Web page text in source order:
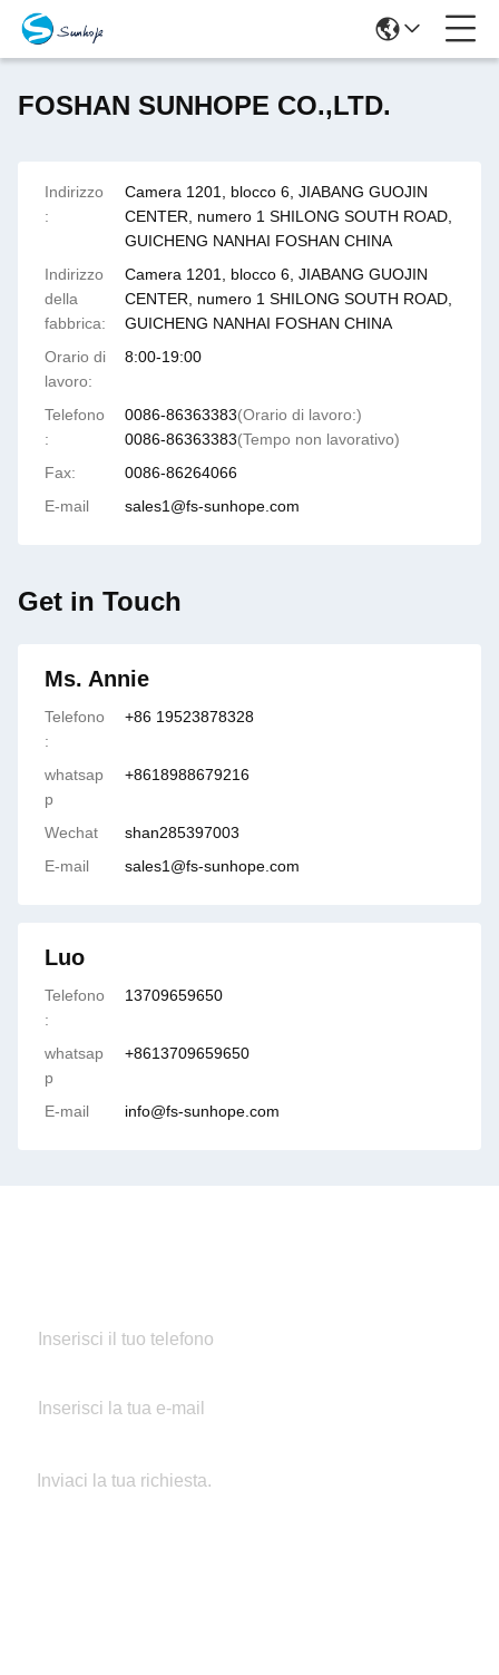
FOSHAN SUNHOPE CO.,LTD.
Indirizzo
:
Camera 1201, blocco 6, JIABANG GUOJIN
CENTER, numero 1 SHILONG SOUTH ROAD,
GUICHENG NANHAI FOSHAN CHINA
Indirizzo
della
fabbrica:
Camera 1201, blocco 6, JIABANG GUOJIN
CENTER, numero 1 SHILONG SOUTH ROAD,
GUICHENG NANHAI FOSHAN CHINA
Orario di
lavoro:
8:00-19:00
Telefono
:
0086-86363383(Orario di lavoro:)
0086-86363383(Tempo non lavorativo)
Fax:
0086-86264066
E-mail
sales1@fs-sunhope.com
Get in Touch
Ms. Annie
Telefono
:
+86 19523878328
whatsap
p
+8618988679216
Wechat
shan285397003
E-mail
sales1@fs-sunhope.com
Luo
Telefono
:
13709659650
whatsap
p
+8613709659650
E-mail info@fs-sunhope.com